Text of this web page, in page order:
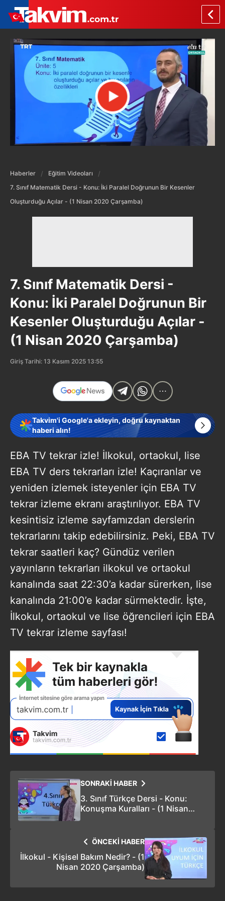
Haberler
Eğitim Videoları
7. Sınıf Matematik Dersi - Konu: İki Paralel Doğrunun Bir Kesenler
Oluşturduğu Açılar - (1 Nisan 2020 Çarşamba)
7. Sınıf Matematik Dersi -
Konu: İki Paralel Doğrunun Bir
Kesenler Oluşturduğu Açılar -
(1 Nisan 2020 Çarşamba)
Giriş Tarihi: 13 Kasım 2025 13:55
Takvim'i Google'a ekleyin, doğru kaynaktan
haberi alın!
EBA TV tekrar izle! İlkokul, ortaokul, lise
EBA TV ders tekrarları izle! Kaçıranlar ve
yeniden izlemek isteyenler için EBA TV
tekrar izleme ekranı araştırılıyor. EBA TV
kesintisiz izleme sayfamızdan derslerin
tekrarlarını takip edebilirsiniz. Peki, EBA TV
tekrar saatleri kaç? Gündüz verilen
yayınların tekrarları ilkokul ve ortaokul
kanalında saat 22:30’a kadar sürerken, lise
kanalında 21:00’e kadar sürmektedir. İşte,
İlkokul, ortaokul ve lise öğrencileri için EBA
TV tekrar izleme sayfası!
SONRAKİ HABER
3. Sınıf Türkçe Dersi - Konu:
Konuşma Kuralları - (1 Nisan
ÖNCEKİ HABER
İlkokul - Kişisel Bakım Nedir? - (1
Nisan 2020 Çarşamba)